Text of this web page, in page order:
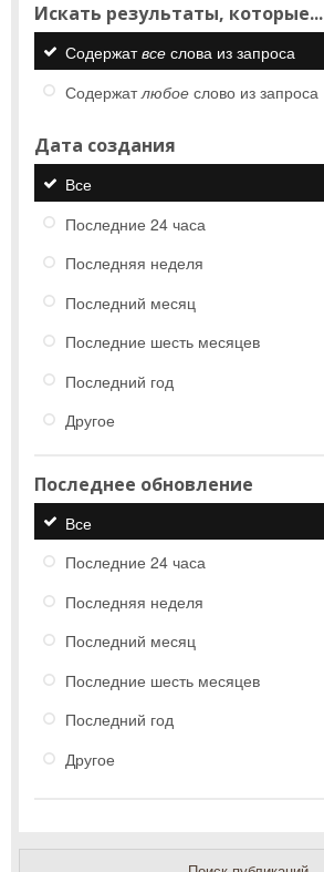
Искать результаты, которые...
Содержатвсе слова из запроса
Содержатлюбое слово из запроса
Дата создания
Все
Последние 24 часа
Последняя неделя
Последний месяц
Последние шесть месяцев
Последний год
Другое
Последнее обновление
Все
Последние 24 часа
Последняя неделя
Последний месяц
Последние шесть месяцев
Последний год
Другое